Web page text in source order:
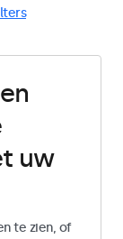
uw
te zien, of